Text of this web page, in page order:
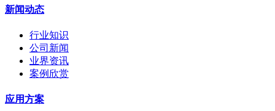
新闻动态
行业知识
公司新闻
业界资讯
案例欣赏
应用方案